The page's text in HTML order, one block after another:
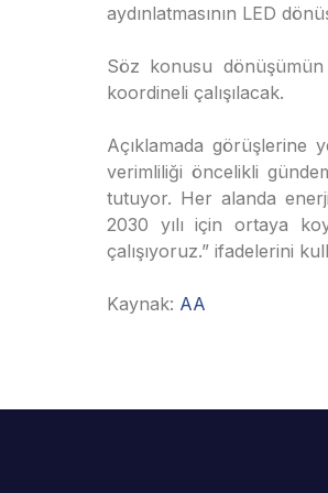
aydınlatmasının LED
Söz konusu dönüşümün
koordineli çalışılacak.
Açıklamada görüşlerine
verimliliği öncelikli
tutuyor. Her alanda
2030 yılı için ortaya
çalışıyoruz.” ifadelerini
Kaynak: AA